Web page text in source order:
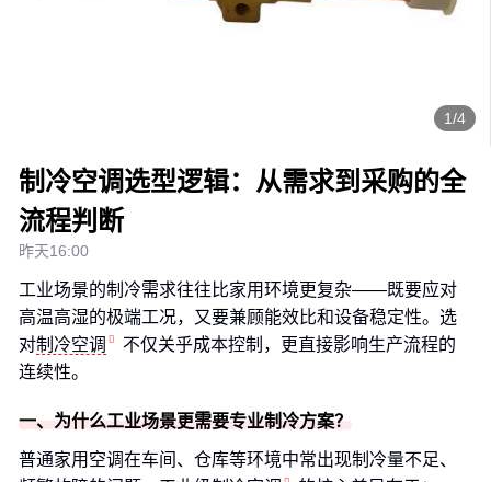
1/4
制冷空调选型逻辑：从需求到采购的全
流程判断
昨天16:00
工业场景的制冷需求往往比家用环境更复杂——既要应对
高温高湿的极端工况，又要兼顾能效比和设备稳定性。选
对制冷空调
不仅关乎成本控制，更直接影响生产流程的
连续性。
一、为什么工业场景更需要专业制冷方案？
普通家用空调在车间、仓库等环境中常出现制冷量不足、